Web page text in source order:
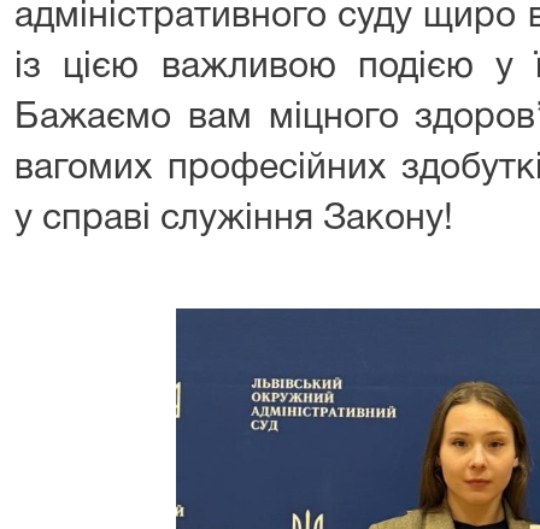
адміністративного суду щиро
із цією важливою подією у
Бажаємо вам міцного
вагомих професійних
у справі служіння Закону!